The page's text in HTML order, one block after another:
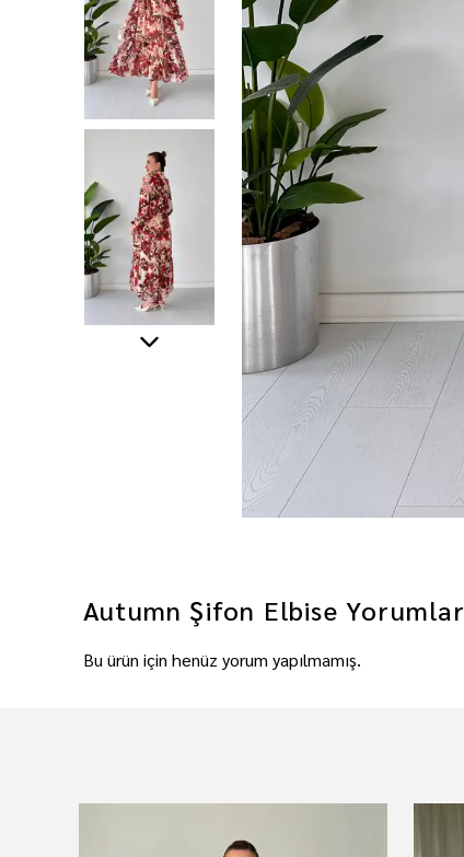
Autumn Şifon Elbise Yorumlar
Bu ürün için henüz yorum yapılmamış.